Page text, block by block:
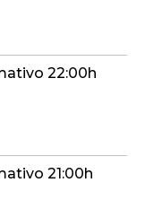
22:00h
21:00h